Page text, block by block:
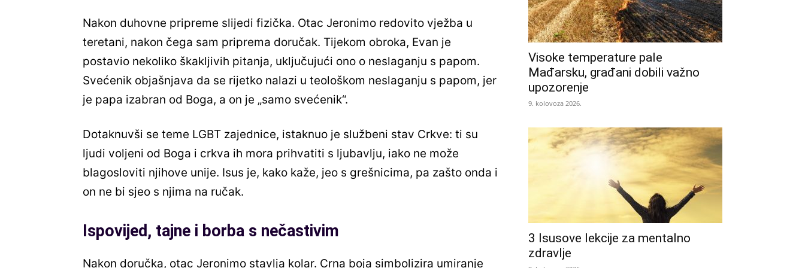
Nakon duhovne pripreme slijedi fizička. Otac Jeronimo redovito vježba u
teretani, nakon čega sam priprema doručak. Tijekom obroka, Evan je
postavio nekoliko škakljivih pitanja, uključujući ono o neslaganju s papom.
Svećenik objašnjava da se rijetko nalazi u teološkom neslaganju s papom, jer
je papa izabran od Boga, а on je „samo svećenik“.
Dotaknuvši se teme LGBT zajednice, istaknuo je službeni stav Crkve: ti su
ljudi voljeni od Boga i crkva ih mora prihvatiti s ljubavlju, iako ne može
blagosloviti njihove unije. Isus je, kako kaže, jeo s grešnicima, pa zašto onda i
on ne bi sjeo s njima na ručak.
Ispovijed, tajne i borba s nečastivim
Nakon doručka, otac Jeronimo stavlja kolar. Crna boja simbolizira umiranje
Visoke temperature pale
Mađarsku, građani dobili važno
upozorenje
9. kolovoza 2026.
3 Isusove lekcije za mentalno
zdravlje